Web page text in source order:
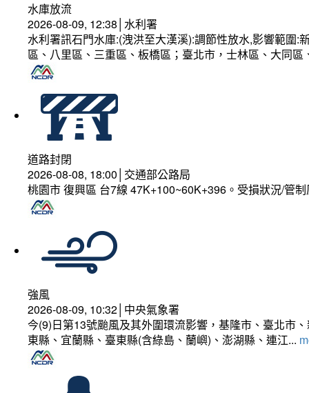
水庫放流
2026-08-09, 12:38│水利署
水利署訊石門水庫:(洩洪至大漢溪):調節性放水,影響範圍
區、八里區、三重區、板橋區；臺北市，士林區、大同
道路封閉
2026-08-08, 18:00│交通部公路局
桃園市 復興區 台7線 47K+100~60K+396。受損狀況/管
強風
2026-08-09, 10:32│中央氣象署
今(9)日第13號颱風及其外圍環流影響，基隆市、臺北市
東縣、宜蘭縣、臺東縣(含綠島、蘭嶼)、澎湖縣、連江...